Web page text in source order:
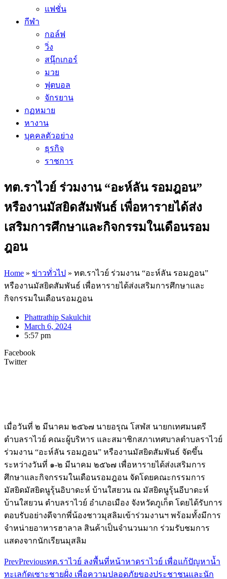
แฟชั่น
กีฬา
กอล์ฟ
วิ่ง
สนุ๊กเกอร์
มวย
ฟุตบอล
จักรยาน
กฏหมาย
หางาน
บุคคลตัวอย่าง
ธุรกิจ
ราชการ
ทต.ราไวย์ ร่วมงาน “อะห์ลัน รอมฎอน”
หรืองานมัสยิดสัมพันธ์ เพื่อหารายได้ส่ง
เสริมการศึกษาและกิจกรรมในเดือนรอม
ฎอน
Home » ข่าวทั่วไป » ทต.ราไวย์ ร่วมงาน “อะห์ลัน รอมฎอน”
หรืองานมัสยิดสัมพันธ์ เพื่อหารายได้ส่งเสริมการศึกษาและ
กิจกรรมในเดือนรอมฎอน
Phattrathip Sakulchit
March 6, 2024
5:57 pm
Facebook
Twitter
เมื่อวันที่ ๒ มีนาคม ๒๕๖๗ นายอรุณ โสฬส นายกเทศมนตรี
ตำบลราไวย์ คณะผู้บริหาร และสมาชิกสภาเทศบาลตำบลราไวย์
ร่วมงาน “อะห์ลัน รอมฎอน” หรืองานมัสยิดสัมพันธ์ จัดขึ้น
ระหว่างวันที่ ๑-๒ มีนาคม ๒๕๖๗ เพื่อหารายได้ส่งเสริมการ
ศึกษาและกิจกรรมในเดือนรอมฎอน จัดโดยคณะกรรมการ
มัสยิดมัสยิดนูรุ้นอิบาดะห์ บ้านใสยวน ณ มัสยิดนูรุ้นอีบาดะห์
บ้านใสยวน ตำบลราไวย์ อำเภอเมือง จังหวัดภูเก็ต โดยได้รับการ
ตอบรับอย่างดีจากพี่น้องชาวมุสลิมเข้าร่วมงานฯ พร้อมทั้งมีการ
จำหน่ายอาหารฮาลาล สินค้าเป็นจำนวนมาก ร่วมรับชมการ
แสดงจากนักเรียนมุสลิม
PrevPreviousทต.ราไวย์ ลงพื้นที่หน้าหาดราไวย์ เพื่อแก้ปัญหาน้ำ
ทะเลกัดเซาะชายฝั่ง เพื่อความปลอดภัยของประชาชนและนัก